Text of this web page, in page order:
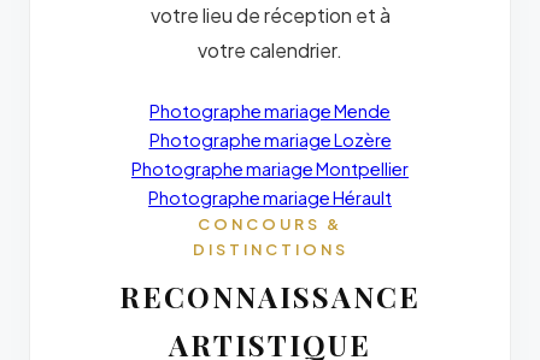
votre lieu de réception et à
votre calendrier.
Photographe mariage Mende
Photographe mariage Lozère
Photographe mariage Montpellier
Photographe mariage Hérault
CONCOURS &
DISTINCTIONS
RECONNAISSANCE
ARTISTIQUE